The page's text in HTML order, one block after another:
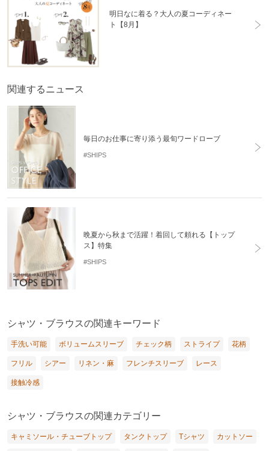
明日なに着る？大人の夏コーディネー
ト【8月】
関連するニュース
毎日のお仕事に寄り添う最旬ワードローブ
#SHIPS
晩夏から秋まで活躍！着回して頼れる【トップ
ス】特集
#SHIPS
シャツ・ブラウスの関連キーワード
手洗い可能 ボリュームスリーブ チェック柄 ストライプ 花柄
フリル シアー リネン・麻 フレンチスリーブ レース
接触冷感
シャツ・ブラウスの関連カテゴリー
キャミソール・チューブトップ タンクトップ Tシャツ カットソー